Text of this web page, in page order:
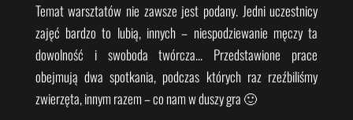
Temat warsztatów nie zawsze jest podany. Jedni uczestnicy
zajęć bardzo to lubią, innych – niespodziewanie męczy ta
dowolność i swoboda twórcza… Przedstawione prace
obejmują dwa spotkania, podczas których raz rzeźbiliśmy
zwierzęta, innym razem – co nam w duszy gra 🙂